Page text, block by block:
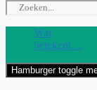
Wat
betekent…
Hamburger toggle